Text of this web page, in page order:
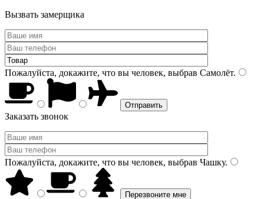
Вызвать замерщика
Пожалуйста, докажите, что вы человек, выбрав Самолёт.
Заказать звонок
Пожалуйста, докажите, что вы человек, выбрав Чашку.